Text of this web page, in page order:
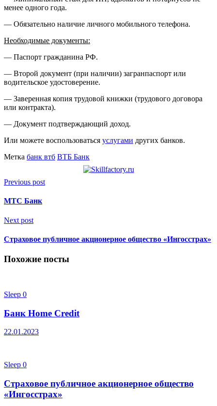
менее одного года.
— Обязательно наличие личного мобильного телефона.
Необходимые документы:
— Паспорт гражданина РФ.
— Второй документ (при наличии) загранпаспорт или
водительское удостоверение.
— Заверенная копия трудовой книжки (трудового договора
или контракта).
— Документ подтверждающий доход.
Или можете воспользоваться услугами других банков.
Метка банк втб ВТБ Банк
Previous post
МТС Банк
Next post
Страховое публичное акционерное общество «Ингосстрах»
Похожие посты
Sleep 0
Банк Home Credit
22.01.2023
Sleep 0
Страховое публичное акционерное общество
«Ингосстрах»